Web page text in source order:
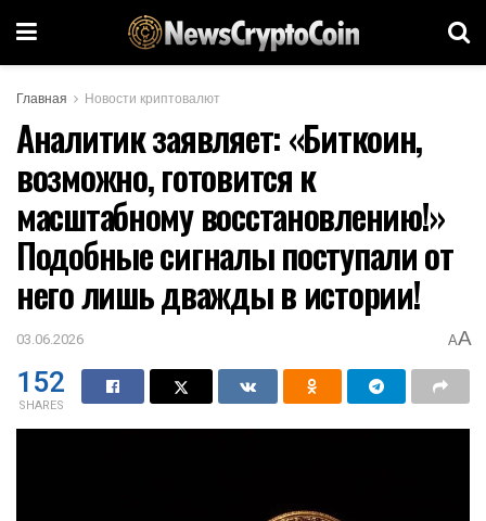
Главная Новости криптовалют
Аналитик заявляет: «Биткоин,
возможно, готовится к
масштабному восстановлению!»
Подобные сигналы поступали от
него лишь дважды в истории!
03.06.2026 AA
152
SHARES